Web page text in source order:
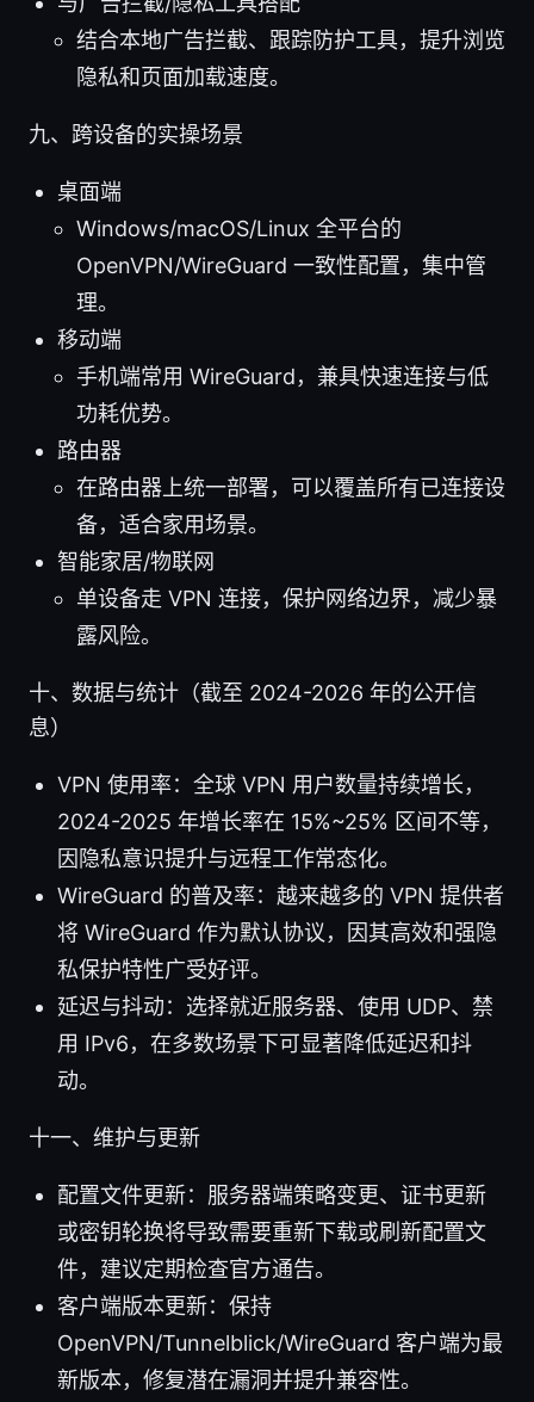
结合本地广告拦截、跟踪防护工具，提升浏览
隐私和页面加载速度。
九、跨设备的实操场景
桌面端
Windows/macOS/Linux 全平台的
OpenVPN/WireGuard 一致性配置，集中管
理。
移动端
手机端常用 WireGuard，兼具快速连接与低
功耗优势。
路由器
在路由器上统一部署，可以覆盖所有已连接设
备，适合家用场景。
智能家居/物联网
单设备走 VPN 连接，保护网络边界，减少暴
露风险。
十、数据与统计（截至 2024-2026 年的公开信
息）
VPN 使用率：全球 VPN 用户数量持续增长，
2024-2025 年增长率在 15%~25% 区间不等，
因隐私意识提升与远程工作常态化。
WireGuard 的普及率：越来越多的 VPN 提供者
将 WireGuard 作为默认协议，因其高效和强隐
私保护特性广受好评。
延迟与抖动：选择就近服务器、使用 UDP、禁
用 IPv6，在多数场景下可显著降低延迟和抖
动。
十一、维护与更新
配置文件更新：服务器端策略变更、证书更新
或密钥轮换将导致需要重新下载或刷新配置文
件，建议定期检查官方通告。
客户端版本更新：保持
OpenVPN/Tunnelblick/WireGuard 客户端为最
新版本，修复潜在漏洞并提升兼容性。